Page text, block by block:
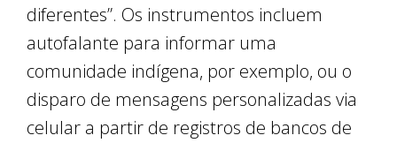
diferentes”. Os instrumentos incluem
autofalante para informar uma
comunidade indígena, por exemplo, ou o
disparo de mensagens personalizadas via
celular a partir de registros de bancos de